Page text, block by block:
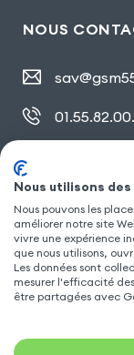
NOUS
Nous utilisons
Nous pouvons les
améliorer notre site
vivre une expérience
que nous utilisons,
Les données sont
mesurer l'efficacité
être partagées avec